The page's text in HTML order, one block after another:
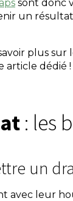
sont donc
un
plus sur
article dédié !
: les
un
avec leur